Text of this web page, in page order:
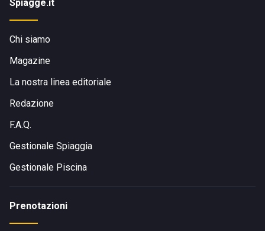
Spiagge.it
Chi siamo
Magazine
La nostra linea editoriale
Redazione
F.A.Q.
Gestionale Spiaggia
Gestionale Piscina
Prenotazioni